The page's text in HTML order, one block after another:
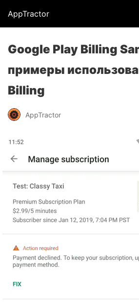
AppTractor
Google Play Billing
примеры
Billing
AppTractor